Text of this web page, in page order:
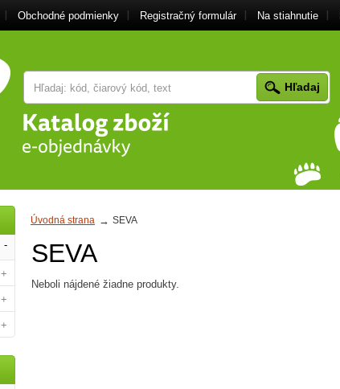
Obchodné podmienky Registračný formulár Na stiahnutie
Úvodná strana SEVA
SEVA
Neboli nájdené žiadne produkty.